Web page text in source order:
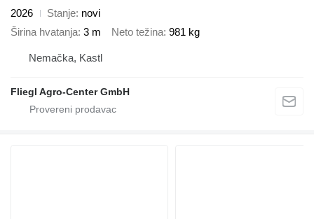
2026
Stanje novi
Širina hvatanja 3 m Neto težina 981 kg
Nemačka, Kastl
Fliegl Agro-Center GmbH